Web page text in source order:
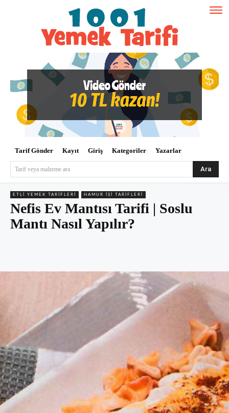
Tarif Gönder Kayıt Giriş Kategoriler Yazarlar
Tarif veya malzeme ara Ara
ETLI YEMEK TARIFLERI HAMUR İŞI TARIFLERI
Nefis Ev Mantısı Tarifi | Soslu
Mantı Nasıl Yapılır?